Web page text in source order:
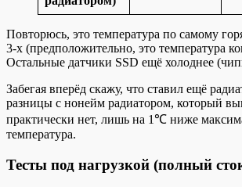
Повторюсь, это температура по самому
3-х (предположительно, это температура
Остальные датчики SSD ещё холоднее
Забегая вперёд скажу, что ставил ещё
разницы с нонейм радиатором, который
практически нет, лишь на 1℃ ниже
температура.
Тесты под нагрузкой (полный